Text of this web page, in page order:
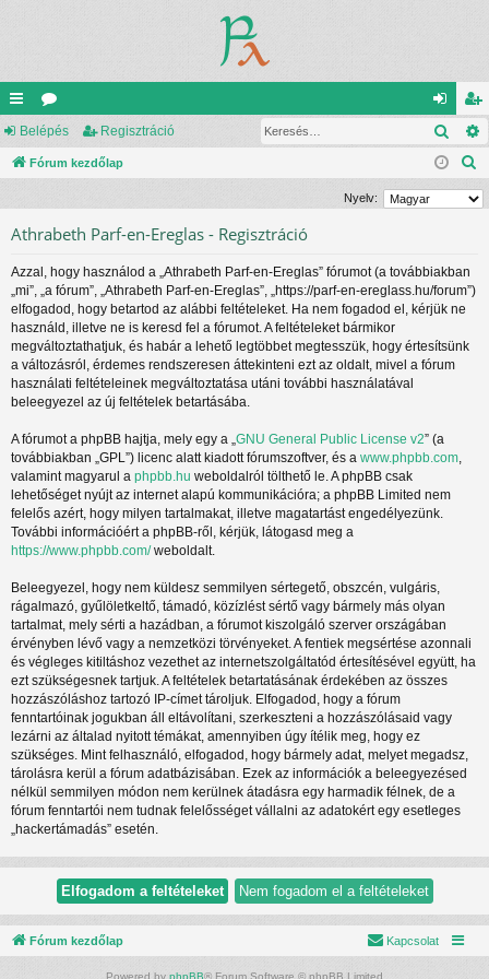
yo
rs
ke
ór
u
ok
el
ép
eg
is
ztr
Belépés Regisztráció
Fórum kezdőlap
r
Nyelv:
Athrabeth Parf-en-Ereglas - Regisztráció
Azzal, hogy használod a „Athrabeth Parf-en-Ereglas” fórumot (a továbbiakban
„mi”, „a fórum”, „Athrabeth Parf-en-Ereglas”, „https://parf-en-ereglass.hu/forum”)
elfogadod, hogy betartod az alábbi feltételeket. Ha nem fogadod el, kérjük ne
használd, illetve ne is keresd fel a fórumot. A feltételeket bármikor
megváltoztathatjuk, és habár a lehető legtöbbet megtesszük, hogy értesítsünk
a változásról, érdemes rendszeresen áttekinteni ezt az oldalt, mivel a fórum
használati feltételeinek megváltoztatása utáni további használatával
beleegyezel az új feltételek betartásába.
A fórumot a phpBB hajtja, mely egy a „ GNU General Public License v2” (a
továbbiakban „GPL”) licenc alatt kiadott fórumszoftver, és a www.phpbb.com
valamint magyarul a phpbb.hu weboldalról tölthető le. A phpBB csak
lehetőséget nyújt az internet alapú kommunikációra; a phpBB Limited nem
felelős azért, hogy milyen tartalmakat, illetve magatartást engedélyezünk.
További információért a phpBB-ről, kérjük, látogasd meg a
https://www.phpbb.com/weboldalt.
Beleegyezel, hogy nem küldesz semmilyen sértegető, obszcén, vulgáris,
rágalmazó, gyűlöletkeltő, támadó, közízlést sértő vagy bármely más olyan
tartalmat, mely sérti a hazádban, a fórumot kiszolgáló szerver országában
érvényben lévő vagy a nemzetközi törvényeket. A fentiek megsértése azonnali
és végleges kitiltáshoz vezethet az internetszolgáltatód értesítésével együtt, ha
ezt szükségesnek tartjuk. A feltételek betartatásának érdekében az összes
hozzászóláshoz tartozó IP-címet tároljuk. Elfogadod, hogy a fórum
fenntartóinak jogukban áll eltávolítani, szerkeszteni a hozzászólásaid vagy
lezárni az általad nyitott témákat, amennyiben úgy ítélik meg, hogy ez
szükséges. Mint felhasználó, elfogadod, hogy bármely adat, melyet megadsz,
tárolásra kerül a fórum adatbázisában. Ezek az információk a beleegyezésed
nélkül semmilyen módon nem kerülnek átadásra egy harmadik félnek, de a
fórum fenntartói nem tudnak felelősséget vállalni az adatokért egy esetleges
„hackertámadás” esetén.
Fórum kezdőlap Kapcsolat
Powered by phpBB® Forum Software © phpBB Limited